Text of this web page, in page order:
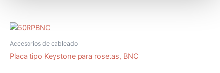
Accesorios de cableado
Placa tipo Keystone para rosetas, BNC